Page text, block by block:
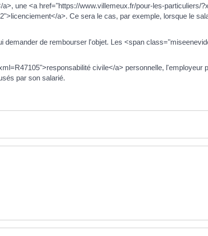
une <a href="https://www.villemeux.fr/pour-les-particuliers/
a>. Ce sera le cas, par exemple, lorsque le
de rembourser l'objet. Les <span
civile</a> personnelle, l'employeur
par son salarié.